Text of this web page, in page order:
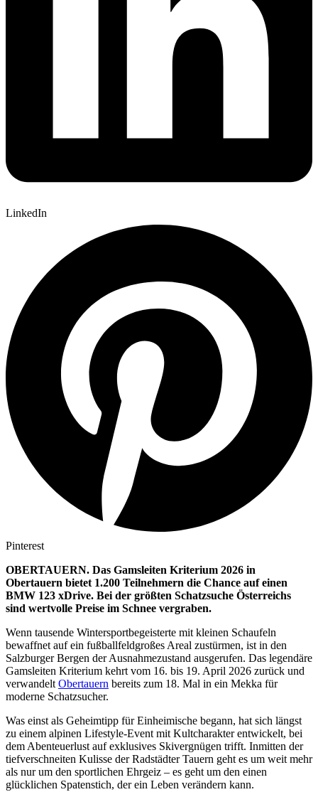
LinkedIn
Pinterest
OBERTAUERN. Das Gamsleiten Kriterium 2026 in
Obertauern bietet 1.200 Teilnehmern die Chance auf einen
BMW 123 xDrive. Bei der größten Schatzsuche Österreichs
sind wertvolle Preise im Schnee vergraben.
Wenn tausende Wintersportbegeisterte mit kleinen Schaufeln
bewaffnet auf ein fußballfeldgroßes Areal zustürmen, ist in den
Salzburger Bergen der Ausnahmezustand ausgerufen. Das legendäre
Gamsleiten Kriterium kehrt vom 16. bis 19. April 2026 zurück und
verwandelt Obertauern bereits zum 18. Mal in ein Mekka für
moderne Schatzsucher.
Was einst als Geheimtipp für Einheimische begann, hat sich längst
zu einem alpinen Lifestyle-Event mit Kultcharakter entwickelt, bei
dem Abenteuerlust auf exklusives Skivergnügen trifft. Inmitten der
tiefverschneiten Kulisse der Radstädter Tauern geht es um weit mehr
als nur um den sportlichen Ehrgeiz – es geht um den einen
glücklichen Spatenstich, der ein Leben verändern kann.